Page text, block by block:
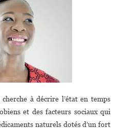
cherche à décrire l’état en temps
et des facteurs sociaux qui
naturels dotés d’un fort